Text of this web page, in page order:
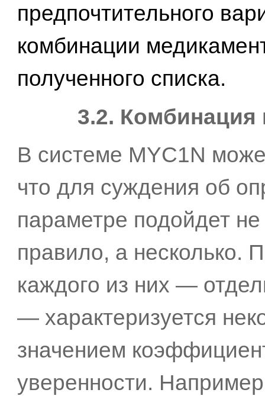
предпочтительного
комбинации
полученного списка.
3.2. Комбинация
В системе MYC1N
что для суждения об
параметре подойдет
правило, а несколько.
каждого из них —
— характеризуется
значением
уверенности.